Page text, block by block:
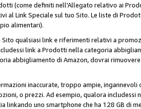
(come definiti nell'Allegato relativo ai
al Link Speciale sul tuo Sito. Le liste di
alimentari).
qualsiasi link e riferimenti relativi a
link a Prodotti nella categoria
abbigliamento di Amazon, dovrai
inaccurate, troppo ampie,
o prezzi. Ad esempio, qualora includessi
linkando uno smartphone che ha 128 GB di